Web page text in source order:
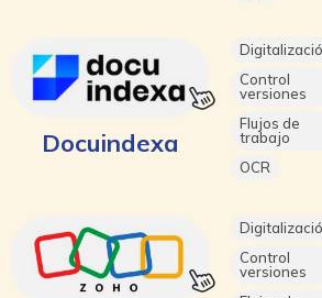
Docuindexa
Control
versiones
Flujos de
trabajo
OCR
Control
versiones